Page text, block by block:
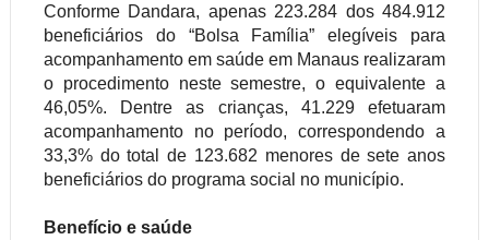
Conforme Dandara, apenas 223.284 dos 484.912
beneficiários do “Bolsa Família” elegíveis para
acompanhamento em saúde em Manaus realizaram
o procedimento neste semestre, o equivalente a
46,05%. Dentre as crianças, 41.229 efetuaram
acompanhamento no período, correspondendo a
33,3% do total de 123.682 menores de sete anos
beneficiários do programa social no município.
Benefício e saúde